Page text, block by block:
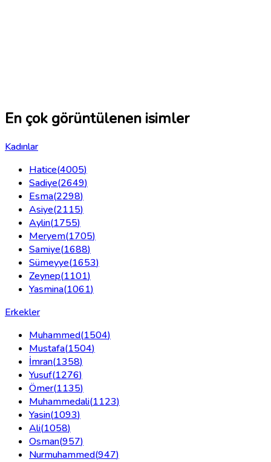
En çok görüntülenen isimler
Kadınlar
Hatice(4005)
Sadiye(2649)
Esma(2298)
Asiye(2115)
Aylin(1755)
Meryem(1705)
Samiye(1688)
Sümeyye(1653)
Zeynep(1101)
Yasmina(1061)
Erkekler
Muhammed(1504)
Mustafa(1504)
İmran(1358)
Yusuf(1276)
Ömer(1135)
Muhammedali(1123)
Yasin(1093)
Ali(1058)
Osman(957)
Nurmuhammed(947)